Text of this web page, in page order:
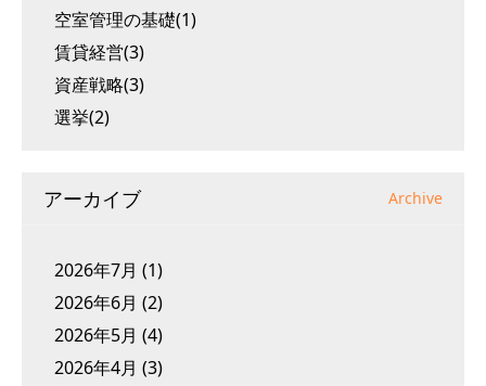
空室管理の基礎(1)
賃貸経営(3)
資産戦略(3)
選挙(2)
アーカイブ Archive
2026年7月 (1)
2026年6月 (2)
2026年5月 (4)
2026年4月 (3)